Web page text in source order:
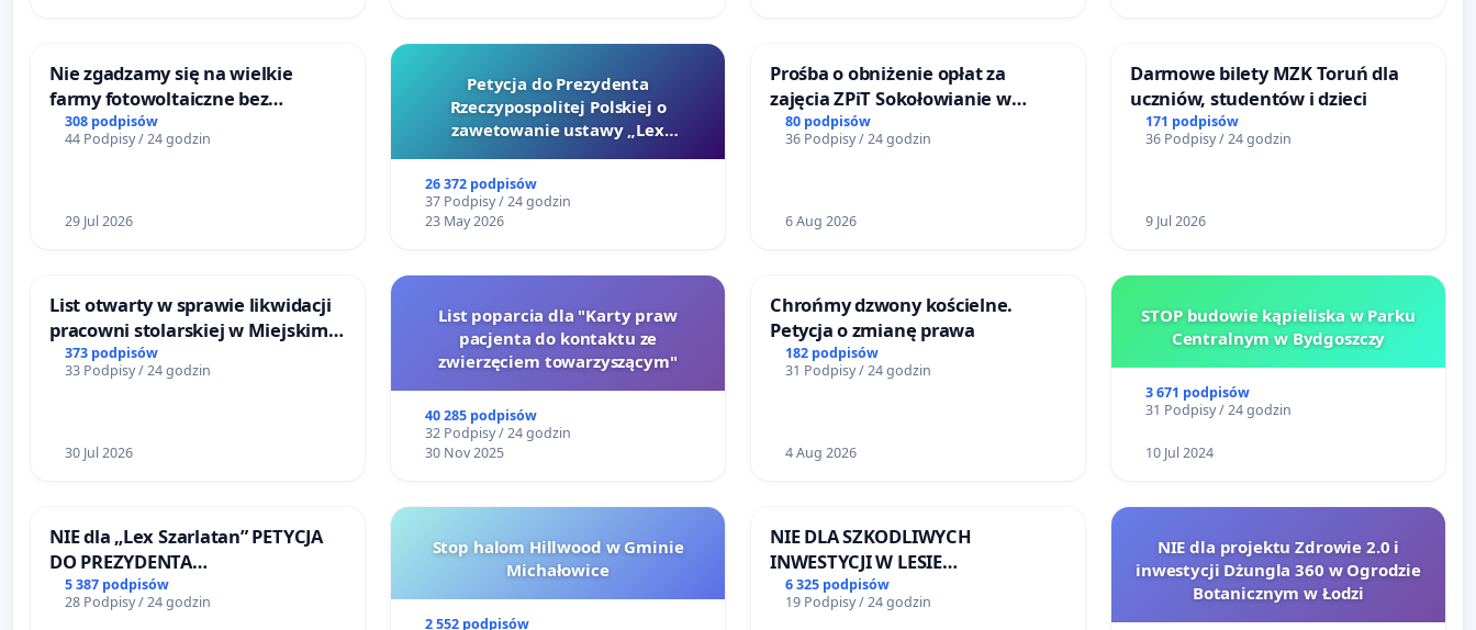
Nie zgadzamy się na wielkie
farmy fotowoltaiczne bez
rzetelnych analiz i akceptacji
mieszkańców
308 podpisów
44 Podpisy / 24 godzin
29 Jul 2026
Petycja do Prezydenta
Rzeczypospolitej Polskiej o
zawetowanie ustawy „Lex
26 372 podpisów
37 Podpisy / 24 godzin
23 May 2026
Prośba o obniżenie opłat za
zajęcia ZPiT Sokołowianie w
Sokołowskim Ośrodku Kultury
80 podpisów
36 Podpisy / 24 godzin
6 Aug 2026
Darmowe bilety MZK Toruń dla
uczniów, studentów i dzieci
171 podpisów
36 Podpisy / 24 godzin
9 Jul 2026
List otwarty w sprawie likwidacji
pracowni stolarskiej w Miejskim
Teatrze Miniatura w Gdańsku
373 podpisów
33 Podpisy / 24 godzin
30 Jul 2026
List poparcia dla "Karty praw
pacjenta do kontaktu ze
zwierzęciem towarzyszącym"
40 285 podpisów
32 Podpisy / 24 godzin
30 Nov 2025
Chrońmy dzwony kościelne.
Petycja o zmianę prawa
182 podpisów
31 Podpisy / 24 godzin
4 Aug 2026
STOP budowie kąpieliska w Parku
Centralnym w Bydgoszczy
3 671 podpisów
31 Podpisy / 24 godzin
10 Jul 2024
NIE dla „Lex Szarlatan” PETYCJA
DO PREZYDENTA
RZECZYPOSPOLITEJ POLSKIEJ
5 387 podpisów
28 Podpisy / 24 godzin
Stop halom Hillwood w Gminie
Michałowice
2 552 podpisów
NIE DLA SZKODLIWYCH
INWESTYCJI W LESIE
ŁAGIEWNICKIM I ARTURÓWKU
6 325 podpisów
19 Podpisy / 24 godzin
NIE dla projektu Zdrowie 2.0 i
inwestycji Dżungla 360 w Ogrodzie
Botanicznym w Łodzi